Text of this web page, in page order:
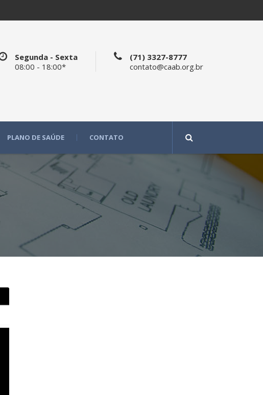
Segunda - Sexta
08:00 - 18:00*
(71) 3327-8777
contato@caab.org.br
PLANO DE SAÚDE CONTATO